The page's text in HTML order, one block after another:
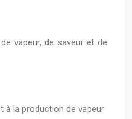
vapeur, de saveur et de
à la production de vapeur